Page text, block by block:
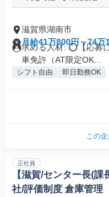
滋賀県湖南市
月給41万800円～74万
求める人材: ⭕️【応募
車免許（AT限定OK...
シフト自由 即日勤務OK
この
正社員
【滋賀/センター長(
社/評価制度 倉庫管理